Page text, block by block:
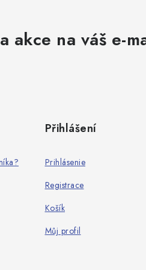
akce na váš e-
Přihlášení
Prihlásenie
Registrace
Košík
Můj profil